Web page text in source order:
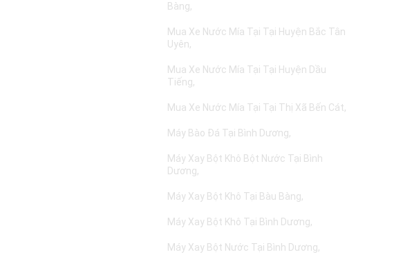
Bàng
Mua Xe Nước Mía Tại Tại Huyện Bắc Tân
Uyên
Mua Xe Nước Mía Tại Tại Huyện Dầu
Tiếng
Mua Xe Nước Mía Tại Tại Thị Xã Bến Cát
Máy Bào Đá Tại Bình Dương
Máy Xay Bột Khô Bột Nước Tại Bình
Dương
Máy Xay Bột Khô Tại Bàu Bàng
Máy Xay Bột Khô Tại Bình Dương
Máy Xay Bột Nước Tại Bình Dương